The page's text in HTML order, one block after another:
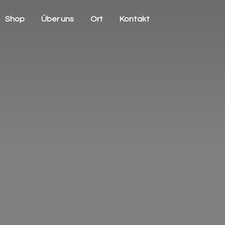
Shop Über uns Ort Kontakt